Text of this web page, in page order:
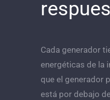
Cada generador
energéticas de la
que el generador
está por debajo